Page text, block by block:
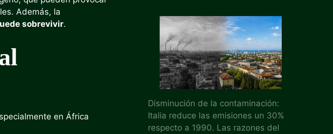
Además, la
sobrevivir.
en África
Disminución de la contaminación:
Italia reduce las emisiones un 30%
respecto a 1990. Las razones del